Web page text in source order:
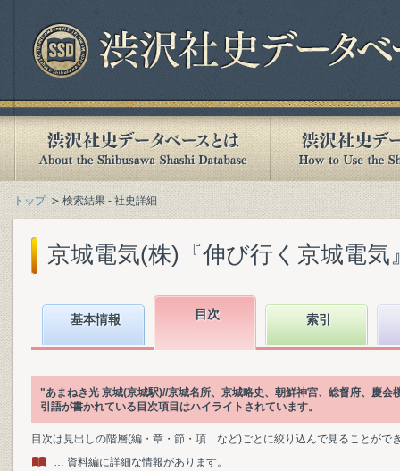
トップ 検索結果 - 社史詳細
京城電気(株)『伸び行く京城電気
基本情報 目次 索引
"あまねき光 京城(京城駅)//京城名所、京城略史、朝鮮神宮、総督府、慶
引語が書かれている目次項目はハイライトされています。
目次は見出しの階層(編・章・節・項…など)ごとに絞り込んで見ることがで
… 資料編に詳細な情報があります。